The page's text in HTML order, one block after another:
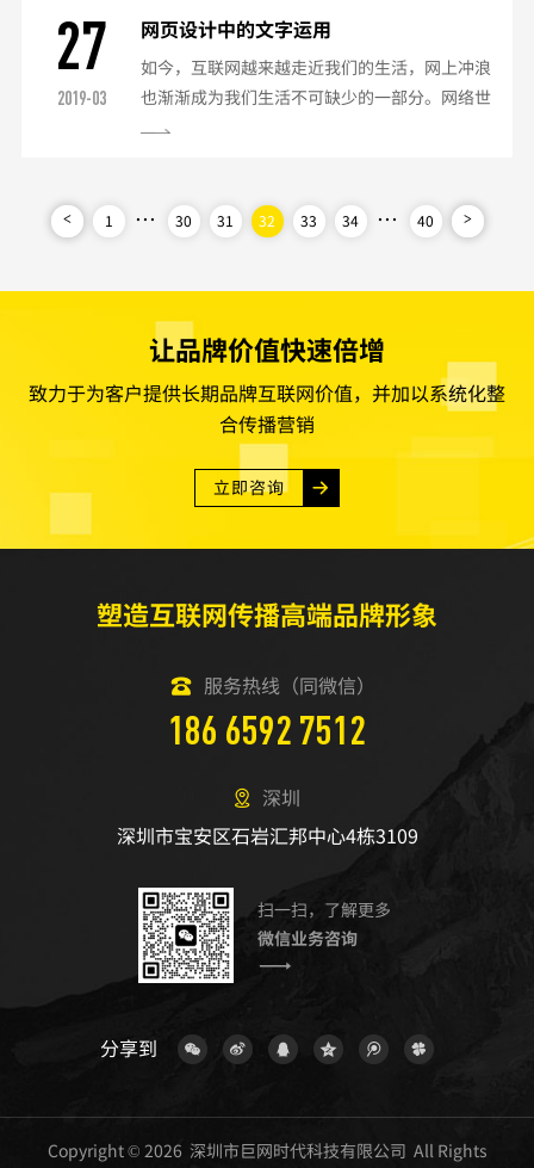
的水平上，在于我们自身的美感以及对页面的把
握上。首先，我们要弄清楚网页设计的任务。
一、设计的任务设计是一种审美活动，成功的设
计作品一般都很艺术化。但艺术只是设计的手
27
2019-03
网页设计中的文字运用
如今，互联网越来越走近我们的生活，网上冲浪
也渐渐成为我们生活不可缺少的一部分。网络世
界五彩缤纷，涌现出大量优秀精美的网页。大量
设计元素。对于网页设计初学者而言，了解和掌
握网页设计中的文字排版设计就显得尤为重要，
算，例如磅#quot...
< 1 ... 30 31 32 33 34 ... 40 >
让品牌价值快速倍增
致力于为客户提供长期品牌互联网价值，并加以系统化整
合传播营销
立即咨询
塑造互联网传播高端品牌形象
服务热线（同微信）
186 6592 7512
深圳
深圳市宝安区石岩汇邦中心4栋3109
扫一扫，了解更多
微信业务咨询
分享到
Copyright © 2026 深圳市巨网时代科技有限公司 All Rights